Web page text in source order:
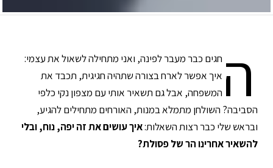
ה חגים כבר מעבר לפינה, ואני מתחילה לשאול את עצמי:
איך אפשר לארח בצורה שתהיה חגיגית, תכבד את
המשפחה, אבל גם תשאיר אותי עם מצפון נקי כלפי
הסביבה? השולחן מתמלא במנות, האורחים מתחילים להגיע,
ובראש שלי כבר רצות השאלות:איך עושים את זה יפה, נוח, ובלי
להשאיר אחרינו הר של פסולת?